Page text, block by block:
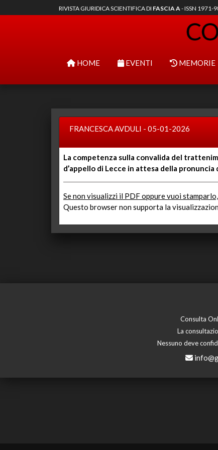
RIVISTA GIURIDICA SCIENTIFICA DI FASCIA A- ISSN 1971-
HOME EVENTI MEMORIE
FRANCESCA AVDULI - 05-01-2026
La competenza sulla convalida del
d’appello di Lecce in attesa della
Se non visualizzi il PDF oppure vuoi
Questo browser non supporta la
Consulta
La
Nessuno deve